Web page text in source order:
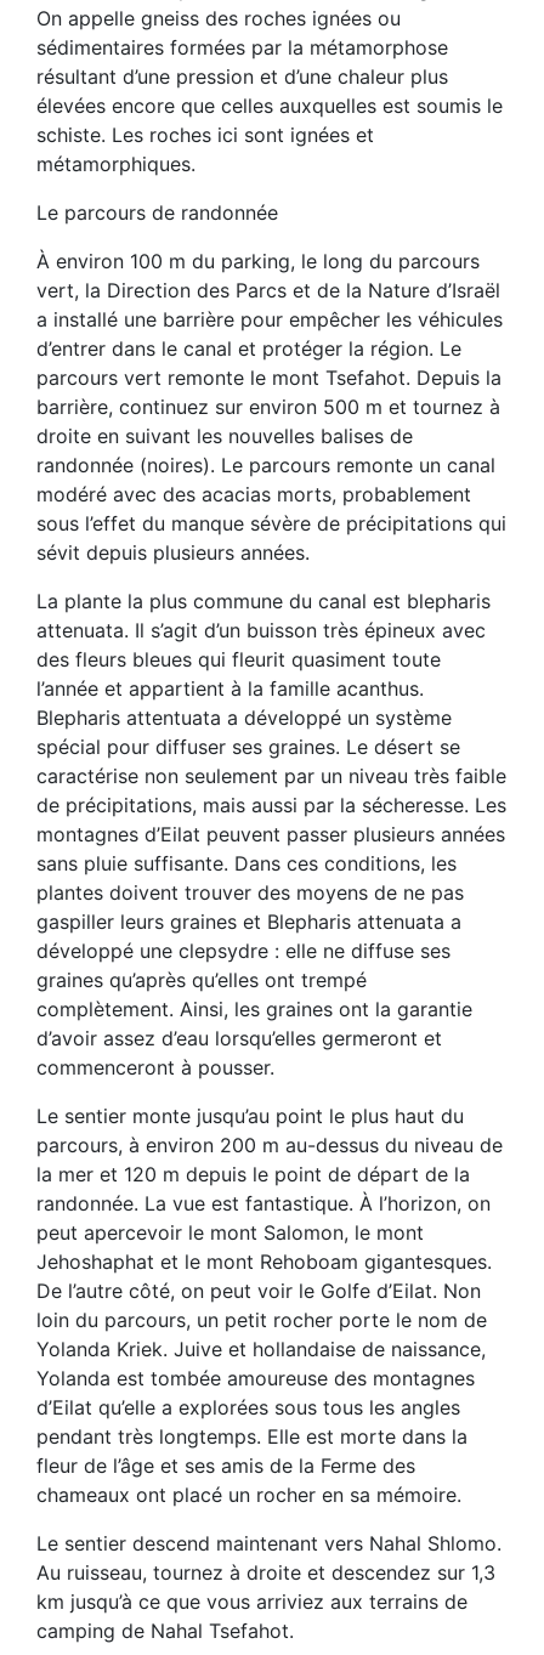
On appelle gneiss des roches ignées ou
sédimentaires formées par la métamorphose
résultant d’une pression et d’une chaleur plus
élevées encore que celles auxquelles est soumis le
schiste. Les roches ici sont ignées et
métamorphiques.
Le parcours de randonnée
À environ 100 m du parking, le long du parcours
vert, la Direction des Parcs et de la Nature d’Israël
a installé une barrière pour empêcher les véhicules
d’entrer dans le canal et protéger la région. Le
parcours vert remonte le mont Tsefahot. Depuis la
barrière, continuez sur environ 500 m et tournez à
droite en suivant les nouvelles balises de
randonnée (noires). Le parcours remonte un canal
modéré avec des acacias morts, probablement
sous l’effet du manque sévère de précipitations qui
sévit depuis plusieurs années.
La plante la plus commune du canal est blepharis
attenuata. Il s’agit d’un buisson très épineux avec
des fleurs bleues qui fleurit quasiment toute
l’année et appartient à la famille acanthus.
Blepharis attentuata a développé un système
spécial pour diffuser ses graines. Le désert se
caractérise non seulement par un niveau très faible
de précipitations, mais aussi par la sécheresse. Les
montagnes d’Eilat peuvent passer plusieurs années
sans pluie suffisante. Dans ces conditions, les
plantes doivent trouver des moyens de ne pas
gaspiller leurs graines et Blepharis attenuata a
développé une clepsydre : elle ne diffuse ses
graines qu’après qu’elles ont trempé
complètement. Ainsi, les graines ont la garantie
d’avoir assez d’eau lorsqu’elles germeront et
commenceront à pousser.
Le sentier monte jusqu’au point le plus haut du
parcours, à environ 200 m au-dessus du niveau de
la mer et 120 m depuis le point de départ de la
randonnée. La vue est fantastique. À l’horizon, on
peut apercevoir le mont Salomon, le mont
Jehoshaphat et le mont Rehoboam gigantesques.
De l’autre côté, on peut voir le Golfe d’Eilat. Non
loin du parcours, un petit rocher porte le nom de
Yolanda Kriek. Juive et hollandaise de naissance,
Yolanda est tombée amoureuse des montagnes
d’Eilat qu’elle a explorées sous tous les angles
pendant très longtemps. Elle est morte dans la
fleur de l’âge et ses amis de la Ferme des
chameaux ont placé un rocher en sa mémoire.
Le sentier descend maintenant vers Nahal Shlomo.
Au ruisseau, tournez à droite et descendez sur 1,3
km jusqu’à ce que vous arriviez aux terrains de
camping de Nahal Tsefahot.